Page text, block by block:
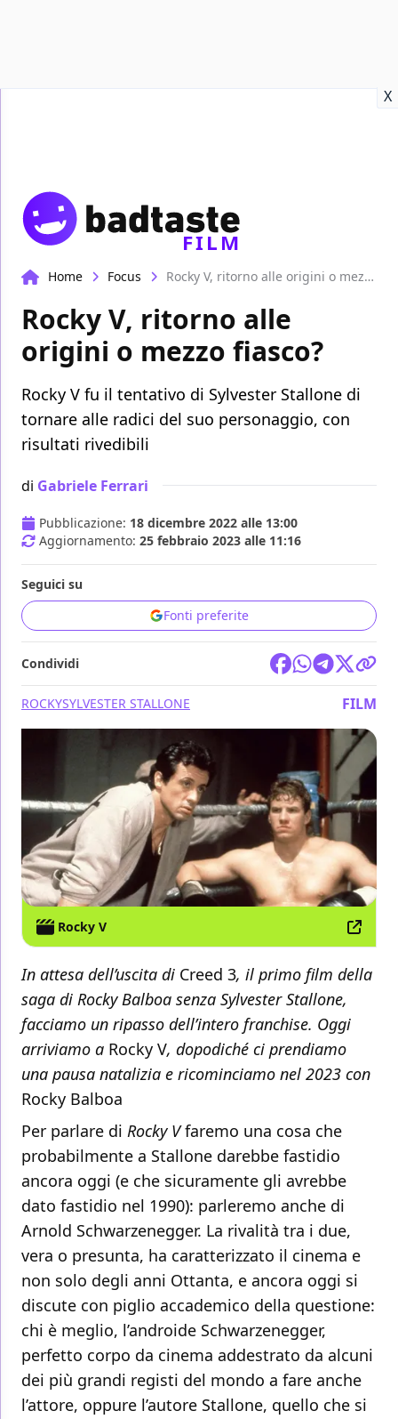
X
FILM
Home Focus Rocky V, ritorno alle origini o mezzo fiasco?
Rocky V, ritorno alle
origini o mezzo fiasco?
Rocky V fu il tentativo di Sylvester Stallone di
tornare alle radici del suo personaggio, con
risultati rivedibili
di Gabriele Ferrari
Pubblicazione: 18 dicembre 2022 alle 13:00
Aggiornamento: 25 febbraio 2023 alle 11:16
Seguici su
Fonti preferite
Condividi
ROCKYSYLVESTER STALLONE FILM
Rocky V
In attesa dell’uscita di Creed 3, il primo film della
saga di Rocky Balboa senza Sylvester Stallone,
facciamo un ripasso dell’intero franchise. Oggi
arriviamo a Rocky V, dopodiché ci prendiamo
una pausa natalizia e ricominciamo nel 2023 con
Rocky Balboa
Per parlare di Rocky Vfaremo una cosa che
probabilmente a Stallone darebbe fastidio
ancora oggi (e che sicuramente gli avrebbe
dato fastidio nel 1990): parleremo anche di
Arnold Schwarzenegger. La rivalità tra i due,
vera o presunta, ha caratterizzato il cinema e
non solo degli anni Ottanta, e ancora oggi si
discute con piglio accademico della questione:
chi è meglio, l’androide Schwarzenegger,
perfetto corpo da cinema addestrato da alcuni
dei più grandi registi del mondo a fare anche
l’attore, oppure l’autore Stallone, quello che si